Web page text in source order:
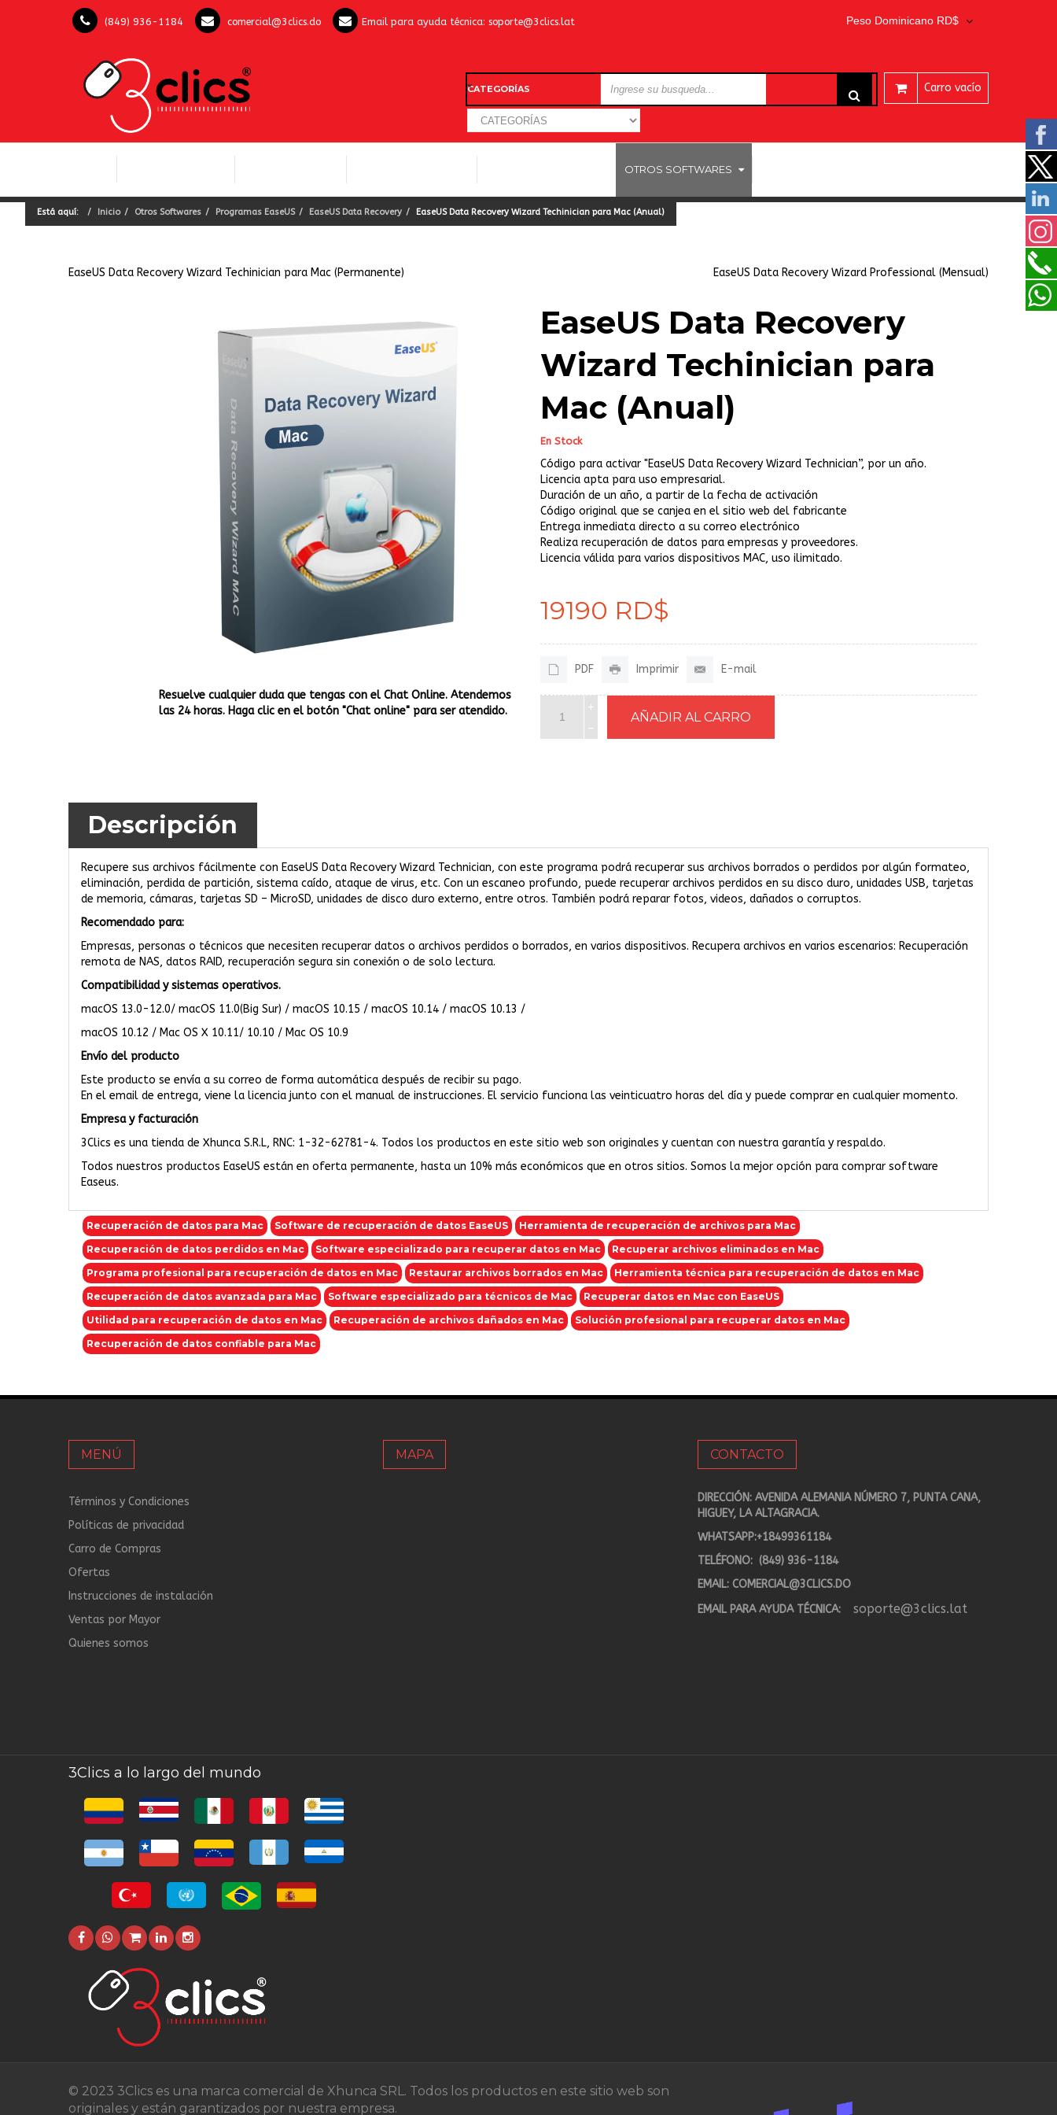
(849) 936-1184 comercial@3clics.do Email para ayuda técnica: soporte@3clics.lat Peso Dominicano RD$
Carro vacío
CATEGORÍAS
OTROS SOFTWARES
Está aquí: Inicio Otros Softwares Programas EaseUS EaseUS Data Recovery EaseUS Data Recovery Wizard Techinician para Mac (Anual)
EaseUS Data Recovery Wizard Techinician para Mac (Permanente) EaseUS Data Recovery Wizard Professional (Mensual)
Resuelve cualquier duda que tengas con el Chat Online. Atendemos
las 24 horas. Haga clic en el botón "Chat online" para ser atendido.
EaseUS Data Recovery
Wizard Techinician para
Mac (Anual)
En Stock
Código para activar "EaseUS Data Recovery Wizard Technician”, por un año.
Licencia apta para uso empresarial.
Duración de un año, a partir de la fecha de activación
Código original que se canjea en el sitio web del fabricante
Entrega inmediata directo a su correo electrónico
Realiza recuperación de datos para empresas y proveedores.
Licencia válida para varios dispositivos MAC, uso ilimitado.
19190 RD$
PDF Imprimir E-mail
Descripción
Recupere sus archivos fácilmente con EaseUS Data Recovery Wizard Technician, con este programa podrá recuperar sus archivos borrados o perdidos por algún formateo,
eliminación, perdida de partición, sistema caído, ataque de virus, etc. Con un escaneo profundo, puede recuperar archivos perdidos en su disco duro, unidades USB, tarjetas
de memoria, cámaras, tarjetas SD – MicroSD, unidades de disco duro externo, entre otros. También podrá reparar fotos, videos, dañados o corruptos.
Recomendado para:
Empresas, personas o técnicos que necesiten recuperar datos o archivos perdidos o borrados, en varios dispositivos. Recupera archivos en varios escenarios: Recuperación
remota de NAS, datos RAID, recuperación segura sin conexión o de solo lectura.
Compatibilidad y sistemas operativos.
macOS 13.0-12.0/ macOS 11.0(Big Sur) / macOS 10.15 / macOS 10.14 / macOS 10.13 /
macOS 10.12 / Mac OS X 10.11/ 10.10 / Mac OS 10.9
Envío del producto
Este producto se envía a su correo de forma automática después de recibir su pago.
En el email de entrega, viene la licencia junto con el manual de instrucciones. El servicio funciona las veinticuatro horas del día y puede comprar en cualquier momento.
Empresa y facturación
3Clics es una tienda de Xhunca S.R.L, RNC: 1-32-62781-4. Todos los productos en este sitio web son originales y cuentan con nuestra garantía y respaldo.
Todos nuestros productos EaseUS están en oferta permanente, hasta un 10% más económicos que en otros sitios. Somos la mejor opción para comprar software
Easeus.
Recuperación de datos para Mac Software de recuperación de datos EaseUS
Herramienta de recuperación de archivos para Mac
Recuperación de datos perdidos en Mac
Software especializado para recuperar datos en Mac
Recuperar archivos eliminados en Mac
Programa profesional para recuperación de datos en Mac
Restaurar archivos borrados en Mac
Herramienta técnica para recuperación de datos en Mac
Recuperación de datos avanzada para Mac
Software especializado para técnicos de Mac
Recuperar datos en Mac con EaseUS
Utilidad para recuperación de datos en Mac
Recuperación de archivos dañados en Mac
Solución profesional para recuperar datos en Mac
Recuperación de datos confiable para Mac
MENÚ
Términos y Condiciones
Políticas de privacidad
Carro de Compras
Ofertas
Instrucciones de instalación
Ventas por Mayor
Quienes somos
MAPA CONTACTO
DIRECCIÓN: AVENIDA ALEMANIA NÚMERO 7, PUNTA CANA,
HIGUEY, LA ALTAGRACIA.
WHATSAPP:+18499361184
TELÉFONO: (849) 936-1184
EMAIL: COMERCIAL@3CLICS.DO
EMAIL PARA AYUDA TÉCNICA:
soporte@3clics.lat
3Clics a lo largo del mundo
© 2023 3Clics es una marca comercial de Xhunca SRL. Todos los productos en este sitio web son
originales y están garantizados por nuestra empresa.